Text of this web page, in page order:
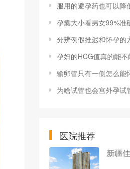
服用的避孕药也可以降低患
孕囊大小看男女99%准确是真的吗？
分辨例假推迟和怀孕的
孕妇的HCG值真的能不能看胎儿性别呢？怀孕有
输卵管只有一侧怎么能
为啥试管也会宫外孕试管婴儿为什么也会出现宫外孕为什么
医院推荐
新疆